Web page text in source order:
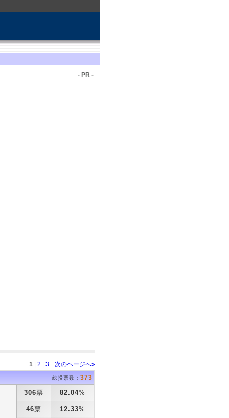
- PR -
1 2 3 次のページへ»
総投票数： 373
306票 82.04%
46票 12.33%